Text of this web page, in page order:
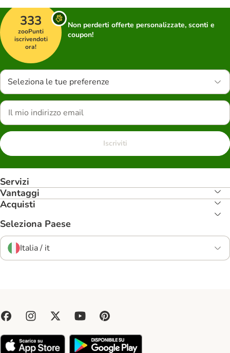
333
zooPunti
iscrivendoti
ora!
Non perderti offerte personalizzate, sconti e
coupon!
Seleziona le tue preferenze
Iscriviti
Servizi
Vantaggi
Acquisti
Seleziona Paese
Italia / it